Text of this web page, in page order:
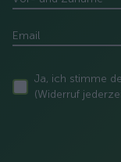
Email
Ja, ich stimme
(Widerruf